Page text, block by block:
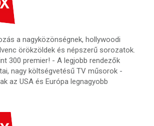
a nagyközönségnek, hollywoodi
örökzöldek és népszerű sorozatok.
300 premier! - A legjobb rendezők
nagy költségvetésű TV műsorok -
az USA és Európa legnagyobb